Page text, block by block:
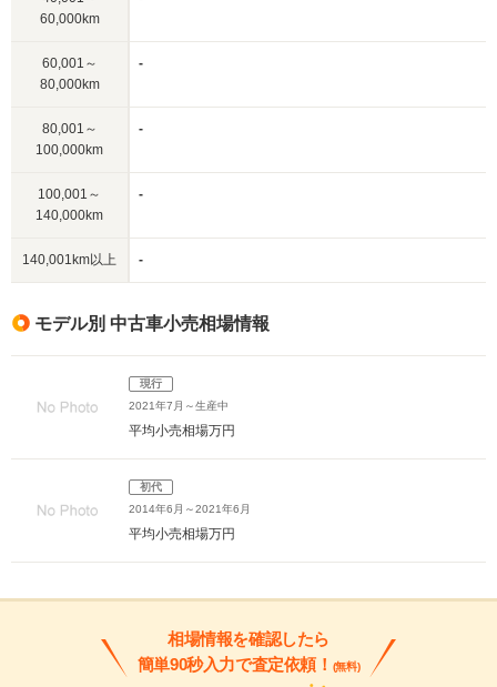
60,000km
60,001～
80,000km
-
80,001～
100,000km
-
100,001～
140,000km
-
140,001km以上 -
モデル別 中古車小売相場情報
現行
2021年7月～生産中
平均小売相場万円
初代
2014年6月～2021年6月
平均小売相場万円
相場情報を確認したら
簡単90秒入力で査定依頼！ (無料)